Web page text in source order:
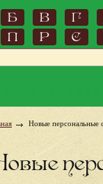
Б В
Г
П Р С
Новые персональные